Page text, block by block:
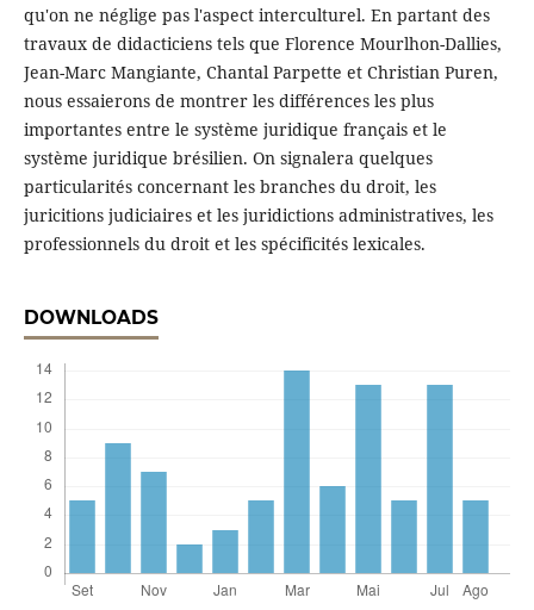
qu'on ne néglige pas l'aspect interculturel. En partant des
travaux de didacticiens tels que Florence Mourlhon-Dallies,
Jean-Marc Mangiante, Chantal Parpette et Christian Puren,
nous essaierons de montrer les différences les plus
importantes entre le système juridique français et le
système juridique brésilien. On signalera quelques
particularités concernant les branches du droit, les
juricitions judiciaires et les juridictions administratives, les
professionnels du droit et les spécificités lexicales.
DOWNLOADS